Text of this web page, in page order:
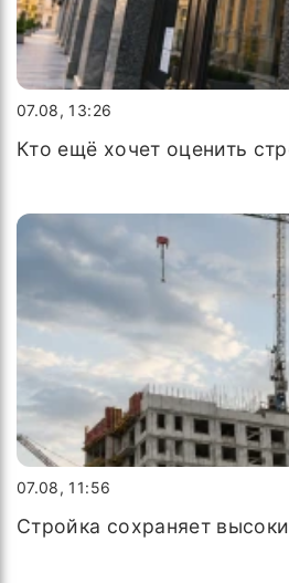
07.08, 13:26
Кто ещё хочет оценить
07.08, 11:56
Стройка сохраняет